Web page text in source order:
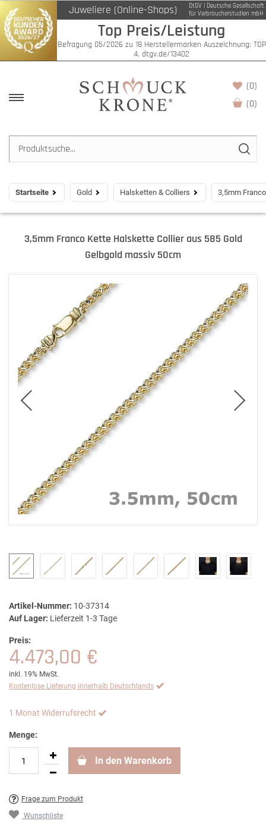
Juweliere (Online-Shops)
DtGV | Deutsche Gesellschaft
für Verbraucherstudien mbH
Top Preis/Leistung
Befragung 05/2026 zu 18 Herstellermarken Auszeichnung: TOP
4, dtgv.de/13402
(0)
(0)
Startseite Gold Halsketten & Colliers 3,5mm
3,5mm Franco Kette Halskette Collier aus 585 Gold
Gelbgold massiv 50cm
Artikel-Nummer: 10-37314
Auf Lager: Lieferzeit 1-3 Tage
Preis:
4.473,00 €
inkl. 19% MwSt.
Kostenlose Lieferung innerhalb Deutschlands
1 Monat Widerrufsrecht
Menge:
In den Warenkorb
Frage zum Produkt
Wunschliste